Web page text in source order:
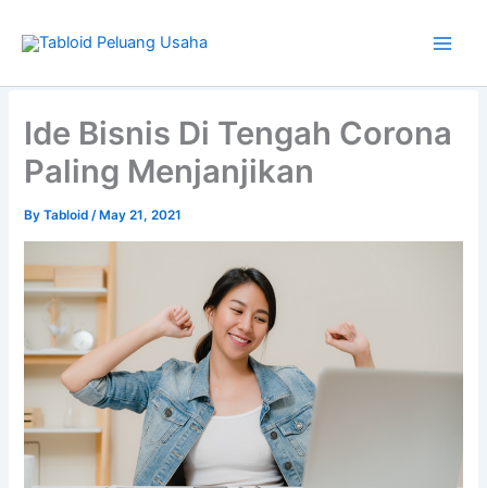
Ide Bisnis Di Tengah Corona
Paling Menjanjikan
ByTabloid/ May 21, 2021
your
email…